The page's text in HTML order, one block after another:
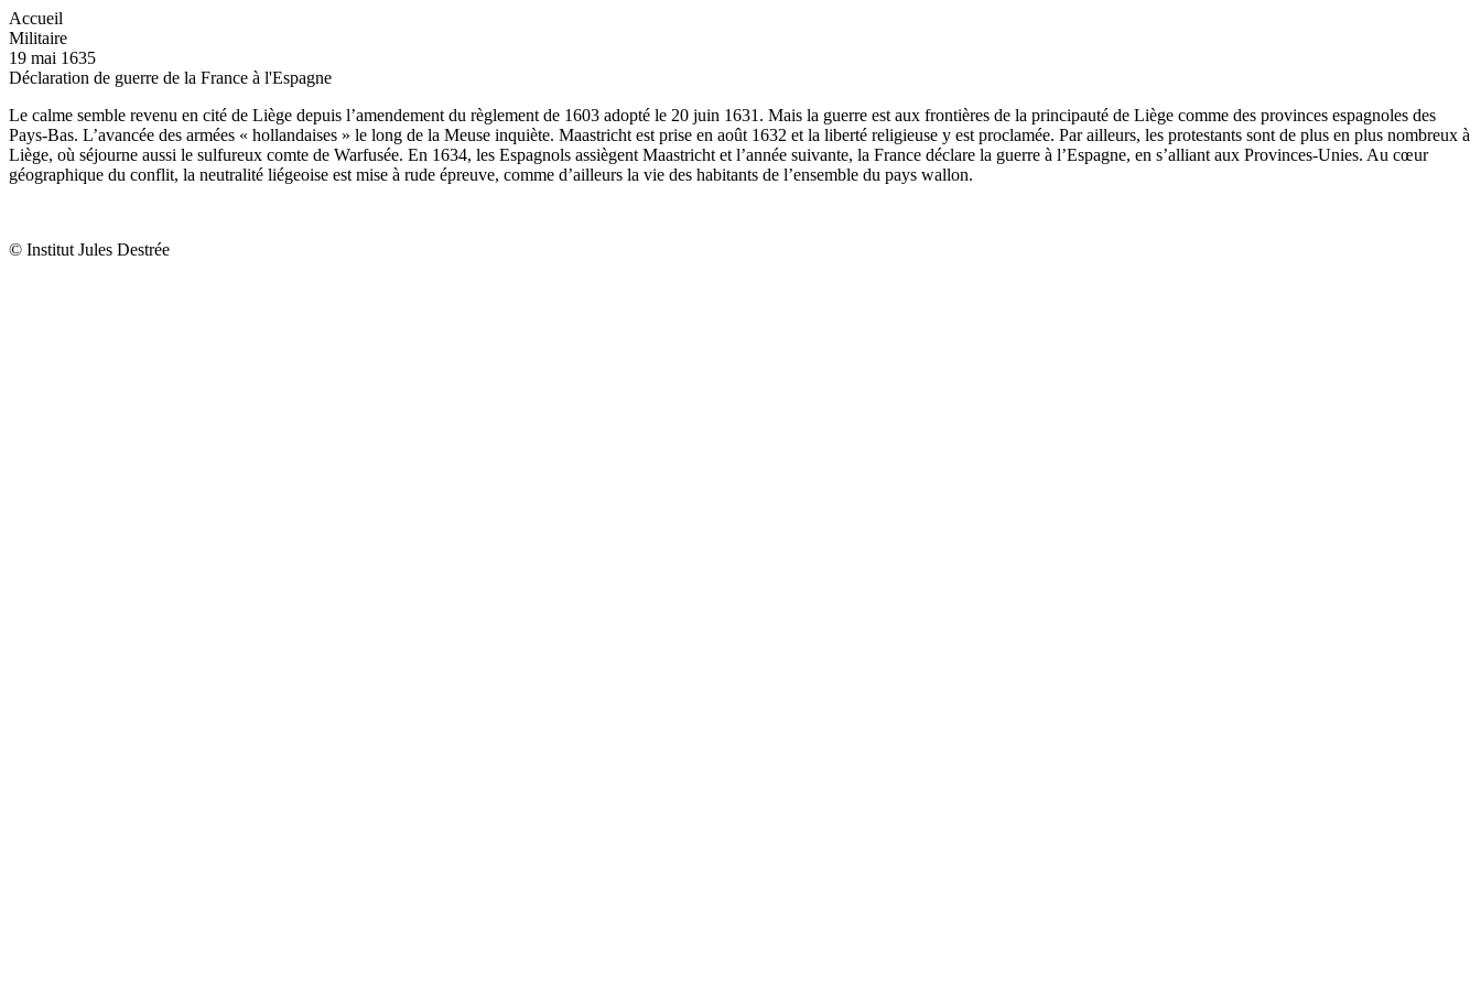
Accueil
Militaire
19 mai 1635
Déclaration de guerre de la France à l'Espagne
Le calme semble revenu en cité de Liège depuis l’amendement du règlement de 1603 adopté le 20 juin 1631. Mais la guerre est aux frontières de la principauté de Liège comme des provinces espagnoles des
Pays-Bas. L’avancée des armées « hollandaises » le long de la Meuse inquiète. Maastricht est prise en août 1632 et la liberté religieuse y est proclamée. Par ailleurs, les protestants sont de plus en plus nombreux à
Liège, où séjourne aussi le sulfureux comte de Warfusée. En 1634, les Espagnols assiègent Maastricht et l’année suivante, la France déclare la guerre à l’Espagne, en s’alliant aux Provinces-Unies. Au cœur
géographique du conflit, la neutralité liégeoise est mise à rude épreuve, comme d’ailleurs la vie des habitants de l’ensemble du pays wallon.
© Institut Jules Destrée